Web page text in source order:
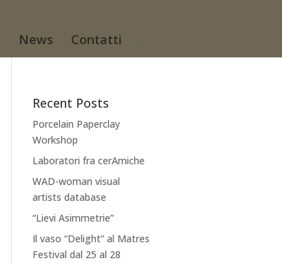
News Contatti
Recent Posts
Porcelain Paperclay
Workshop
Laboratori fra cerAmiche
WAD-woman visual
artists database
“Lievi Asimmetrie”
Il vaso “Delight” al Matres
Festival dal 25 al 28